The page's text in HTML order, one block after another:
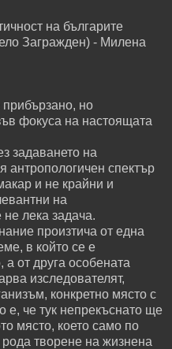
на българите
Загражден) - Милена
но
фокуса на настоящата
задаването на
антропологичен спектър
и не крайни и
на
не лека задача.
произтича от една
в който се е
от друга особената
изследователят,
конкретно място с
е, че тук непрекъснато ще
място, което само по
творене на жизнена